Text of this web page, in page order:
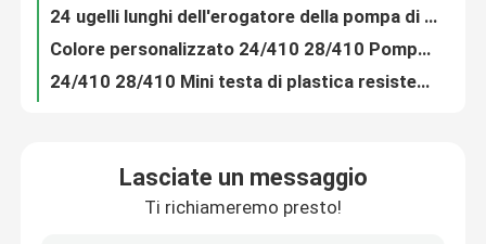
Contattici
Notizie
Colori multipli 24/410 28/410 Area di atomizzazione grande Bottiglie di nebbia di plastica Spruzzatore di trigger per bottiglie
Colore personalizzato 24/410 28/410 Spruzzatore di accensione in plastica per il lavaggio delle bottiglie
Multistyle 24/410 28/410 Eco Mini Head Pompa di spruzzatura di plastica per la pulizia dell'acqua
Lasciate un messaggio
Ti richiameremo presto!